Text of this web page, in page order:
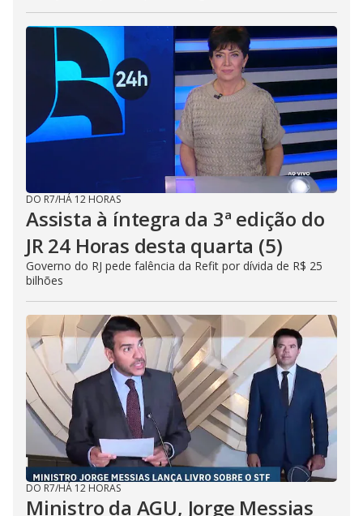
DO R7/HÁ 12 HORAS
Assista à íntegra da 3ª edição do
JR 24 Horas desta quarta (5)
Governo do RJ pede falência da Refit por dívida de R$ 25
bilhões
DO R7/HÁ 12 HORAS
Ministro da AGU, Jorge Messias